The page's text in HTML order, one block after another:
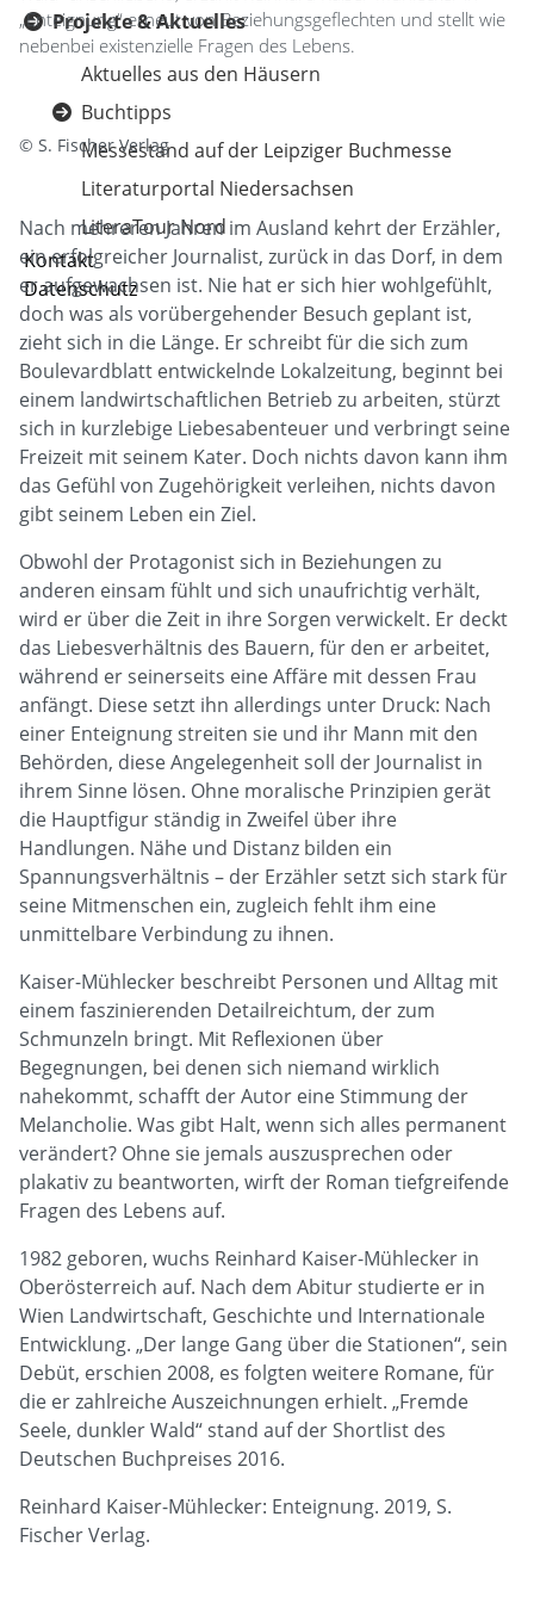
Projekte & Aktuelles
Aktuelles aus den Häusern
Buchtipps
Messestand auf der Leipziger Buchmesse
Literaturportal Niedersachsen
LiteraTour Nord
Kontakt
Datenschutz
„Enteignung“ erneut von Beziehungsgeflechten und stellt wie
nebenbei existenzielle Fragen des Lebens.
© S. Fischer Verlag
Nach mehreren Jahren im Ausland kehrt der Erzähler,
ein erfolgreicher Journalist, zurück in das Dorf, in dem
er aufgewachsen ist. Nie hat er sich hier wohlgefühlt,
doch was als vorübergehender Besuch geplant ist,
zieht sich in die Länge. Er schreibt für die sich zum
Boulevardblatt entwickelnde Lokalzeitung, beginnt bei
einem landwirtschaftlichen Betrieb zu arbeiten, stürzt
sich in kurzlebige Liebesabenteuer und verbringt seine
Freizeit mit seinem Kater. Doch nichts davon kann ihm
das Gefühl von Zugehörigkeit verleihen, nichts davon
gibt seinem Leben ein Ziel.
Obwohl der Protagonist sich in Beziehungen zu
anderen einsam fühlt und sich unaufrichtig verhält,
wird er über die Zeit in ihre Sorgen verwickelt. Er deckt
das Liebesverhältnis des Bauern, für den er arbeitet,
während er seinerseits eine Affäre mit dessen Frau
anfängt. Diese setzt ihn allerdings unter Druck: Nach
einer Enteignung streiten sie und ihr Mann mit den
Behörden, diese Angelegenheit soll der Journalist in
ihrem Sinne lösen. Ohne moralische Prinzipien gerät
die Hauptfigur ständig in Zweifel über ihre
Handlungen. Nähe und Distanz bilden ein
Spannungsverhältnis – der Erzähler setzt sich stark für
seine Mitmenschen ein, zugleich fehlt ihm eine
unmittelbare Verbindung zu ihnen.
Kaiser-Mühlecker beschreibt Personen und Alltag mit
einem faszinierenden Detailreichtum, der zum
Schmunzeln bringt. Mit Reflexionen über
Begegnungen, bei denen sich niemand wirklich
nahekommt, schafft der Autor eine Stimmung der
Melancholie. Was gibt Halt, wenn sich alles permanent
verändert? Ohne sie jemals auszusprechen oder
plakativ zu beantworten, wirft der Roman tiefgreifende
Fragen des Lebens auf.
1982 geboren, wuchs Reinhard Kaiser-Mühlecker in
Oberösterreich auf. Nach dem Abitur studierte er in
Wien Landwirtschaft, Geschichte und Internationale
Entwicklung. „Der lange Gang über die Stationen“, sein
Debüt, erschien 2008, es folgten weitere Romane, für
die er zahlreiche Auszeichnungen erhielt. „Fremde
Seele, dunkler Wald“ stand auf der Shortlist des
Deutschen Buchpreises 2016.
Reinhard Kaiser-Mühlecker: Enteignung. 2019, S.
Fischer Verlag.